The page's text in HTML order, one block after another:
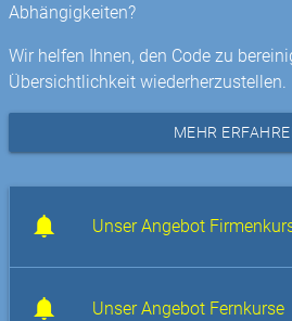
Abhängigkeiten?
Wir helfen Ihnen, den Code zu
Übersichtlichkeit wiederherzustellen.
MEHR
Unser Angebot
Unser Angebot Fernkurse